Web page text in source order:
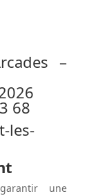
–
68
les-
une